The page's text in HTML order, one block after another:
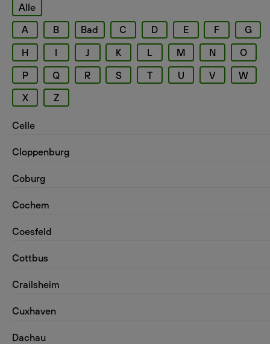
Alle
A
B Bad C D E F
G
H
I J K L M N
O
P
Q R S T U V
W
X
Z
Celle
Cloppenburg
Coburg
Cochem
Coesfeld
Cottbus
Crailsheim
Cuxhaven
Dachau